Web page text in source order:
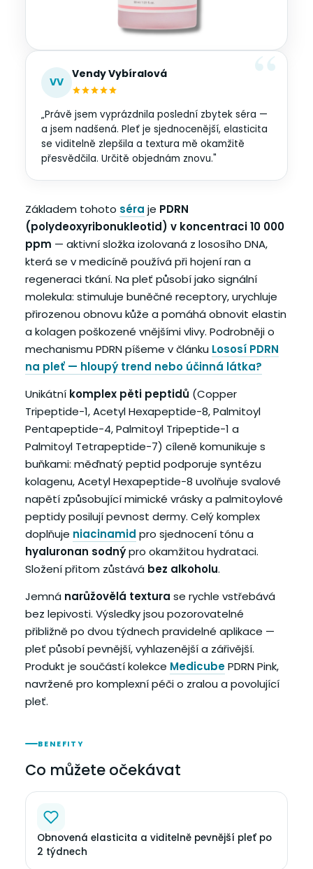
Základem tohoto séra je PDRN
(polydeoxyribonukleotid) v koncentraci 10 000
ppm — aktivní složka izolovaná z lososího DNA,
která se v medicíně používá při hojení ran a
regeneraci tkání. Na pleť působí jako signální
molekula: stimuluje buněčné receptory, urychluje
přirozenou obnovu kůže a pomáhá obnovit elastin
a kolagen poškozené vnějšími vlivy. Podrobněji o
mechanismu PDRN píšeme v článku Lososí PDRN
na pleť — hloupý trend nebo účinná látka?
Unikátní komplex pěti peptidů (Copper
Tripeptide-1, Acetyl Hexapeptide-8, Palmitoyl
Pentapeptide-4, Palmitoyl Tripeptide-1 a
Palmitoyl Tetrapeptide-7) cíleně komunikuje s
buňkami: měďnatý peptid podporuje syntézu
kolagenu, Acetyl Hexapeptide-8 uvolňuje svalové
napětí způsobující mimické vrásky a palmitoylové
peptidy posilují pevnost dermy. Celý komplex
doplňuje niacinamid pro sjednocení tónu a
hyaluronan sodnýpro okamžitou hydrataci.
Složení přitom zůstává bez alkoholu.
Jemná narůžovělá textura se rychle vstřebává
bez lepivosti. Výsledky jsou pozorovatelné
přibližně po dvou týdnech pravidelné aplikace —
pleť působí pevnější, vyhlazenější a zářivější.
Produkt je součástí kolekce MedicubePDRN Pink,
navržené pro komplexní péči o zralou a povolující
pleť.
BENEFITY
Co můžete očekávat
Obnovená elasticita a viditelně pevnější pleť po
2 týdnech
VV
Vendy Vybíralová
„Právě jsem vyprázdnila poslední zbytek séra —
a jsem nadšená. Pleť je sjednocenější, elasticita
se viditelně zlepšila a textura mě okamžitě
přesvědčila. Určitě objednám znovu."